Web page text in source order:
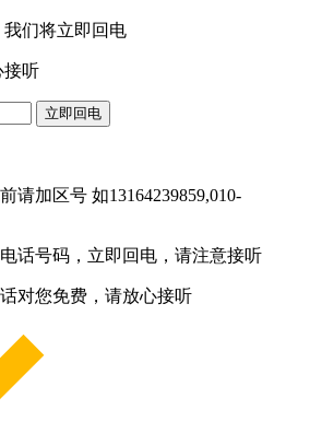
们将立即回电
接听
立即回电
请加区号 如13164239859,010-
话号码，立即回电，请注意接听
对您免费，请放心接听